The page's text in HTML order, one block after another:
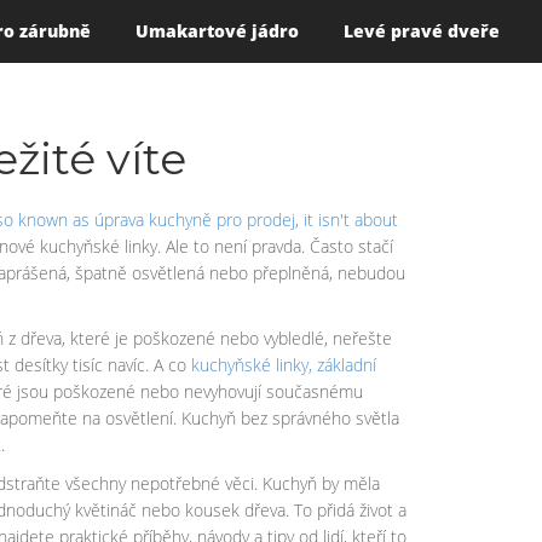
zárubně Umakartové jádro Levé pravé dveře
víte
known as úprava kuchyně pro prodej, it isn't about
kuchyňské linky. Ale to není pravda. Často stačí
špatně osvětlená nebo přeplněná, nebudou
dřeva, které je poškozené nebo vybledlé, neřešte
desítky tisíc navíc. A co kuchyňské linky, základní
jsou poškozené nebo nevyhovují současnému
na osvětlení. Kuchyň bez správného světla
všechny nepotřebné věci. Kuchyň by měla
květináč nebo kousek dřeva. To přidá život a
praktické příběhy, návody a tipy od lidí, kteří to